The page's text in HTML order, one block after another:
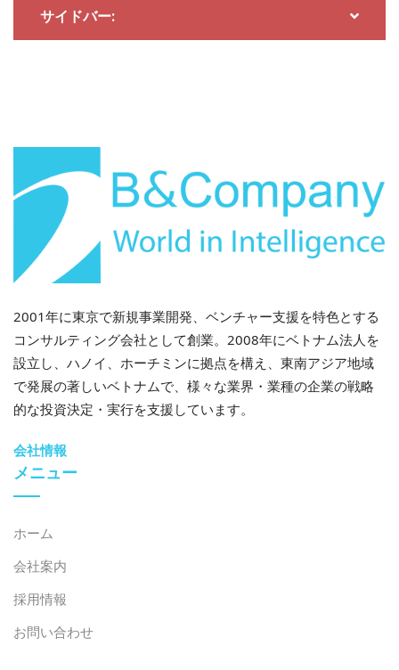
サイドバー:
2001年に東京で新規事業開発、ベンチャー支援を特色とする
コンサルティング会社として創業。2008年にベトナム法人を
設立し、ハノイ、ホーチミンに拠点を構え、東南アジア地域
で発展の著しいベトナムで、様々な業界・業種の企業の戦略
的な投資決定・実行を支援しています。
会社情報
メニュー
ホーム
会社案内
採用情報
お問い合わせ